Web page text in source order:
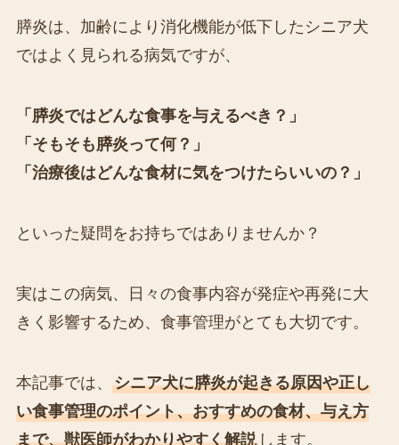
膵炎は、加齢により消化機能が低下したシニア犬
ではよく見られる病気ですが、
「膵炎ではどんな食事を与えるべき？」
「そもそも膵炎って何？」
「治療後はどんな食材に気をつけたらいいの？」
といった疑問をお持ちではありませんか？
実はこの病気、日々の食事内容が発症や再発に大
きく影響するため、食事管理がとても大切です。
本記事では、 シニア犬に膵炎が起きる原因や正し
い食事管理のポイント、おすすめの食材、与え方
まで、獣医師がわかりやすく解説します。